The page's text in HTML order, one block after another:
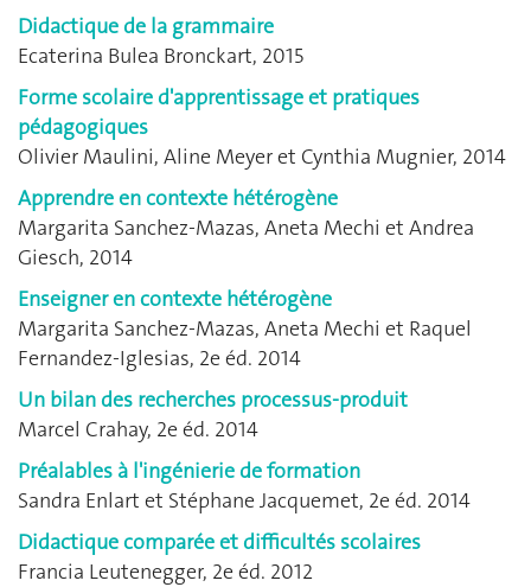
Didactique de la grammaire
Ecaterina Bulea Bronckart, 2015
Forme scolaire d'apprentissage et pratiques
pédagogiques
Olivier Maulini, Aline Meyer et Cynthia Mugnier, 2014
Apprendre en contexte hétérogène
Margarita Sanchez-Mazas, Aneta Mechi et Andrea
Giesch, 2014
Enseigner en contexte hétérogène
Margarita Sanchez-Mazas, Aneta Mechi et Raquel
Fernandez-Iglesias, 2e éd. 2014
Un bilan des recherches processus-produit
Marcel Crahay, 2e éd. 2014
Préalables à l'ingénierie de formation
Sandra Enlart et Stéphane Jacquemet, 2e éd. 2014
Didactique comparée et difficultés scolaires
Francia Leutenegger, 2e éd. 2012